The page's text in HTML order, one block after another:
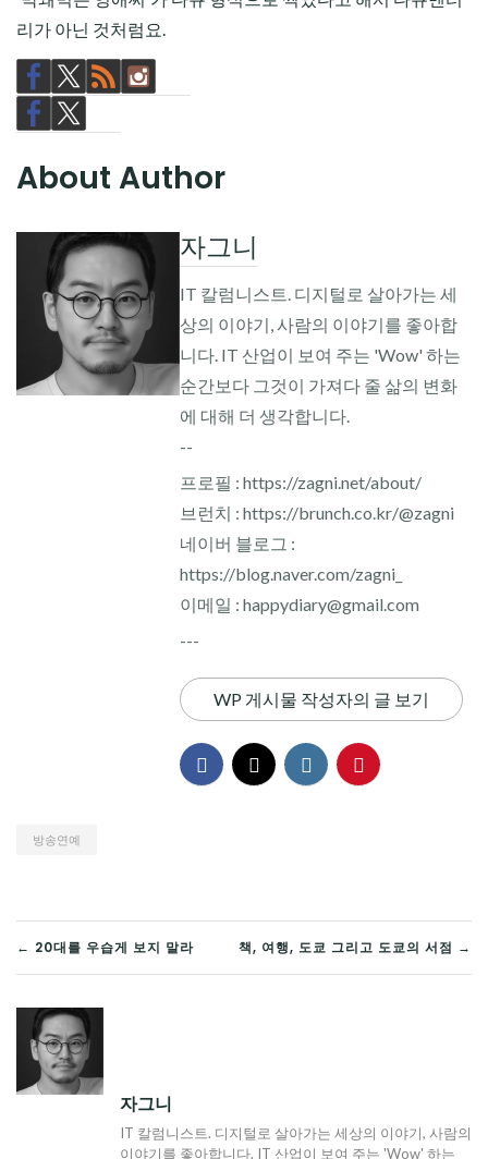
리가 아닌 것처럼요.
About Author
자그니
IT 칼럼니스트. 디지털로 살아가는 세
상의 이야기, 사람의 이야기를 좋아합
니다. IT 산업이 보여 주는 'Wow' 하는
순간보다 그것이 가져다 줄 삶의 변화
에 대해 더 생각합니다.
--
프로필 : https://zagni.net/about/
브런치 : https://brunch.co.kr/@zagni
네이버 블로그 :
https://blog.naver.com/zagni_
이메일 : happydiary@gmail.com
---
WP 게시물 작성자의 글 보기
방송연예
글
탐
색
← 20대를 우습게 보지 말라 책, 여행, 도쿄 그리고 도쿄의 서점 →
자그니
IT 칼럼니스트. 디지털로 살아가는 세상의 이야기, 사람의
이야기를 좋아합니다. IT 산업이 보여 주는 'Wow' 하는